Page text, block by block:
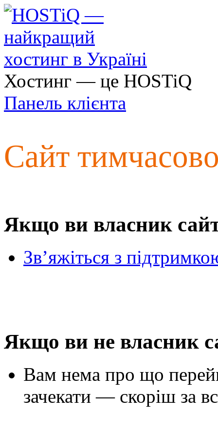
Хостинг — це HOSTiQ
Панель клієнта
Сайт
Якщо ви власник
Зв’яжіться з
Якщо ви не власник
Вам нема про що
зачекати — скоріш за